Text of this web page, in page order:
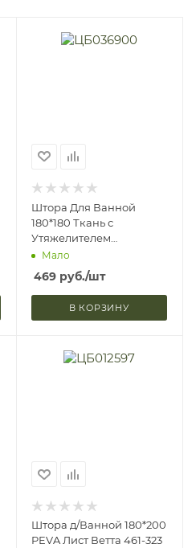
Штора Для Ванной
180*180 Ткань с
Утяжелителем
Проявляющийся
Рисунок Ветта 461-330
Мало
469руб./шт
В КОРЗИНУ
Штора д/Ванной 180*200
PEVA Лист Ветта 461-323